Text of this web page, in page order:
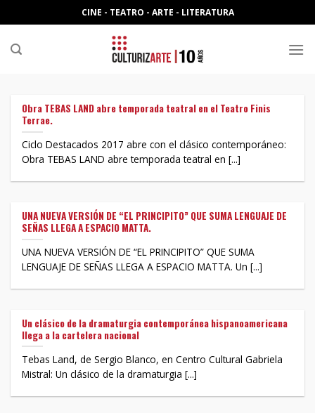
to
content
CINE - TEATRO - ARTE - LITERATURA
Obra TEBAS LAND abre temporada teatral en el Teatro Finis
Terrae.
Ciclo Destacados 2017 abre con el clásico contemporáneo:
Obra TEBAS LAND abre temporada teatral en [...]
UNA NUEVA VERSIÓN DE “EL PRINCIPITO” QUE SUMA LENGUAJE DE
SEÑAS LLEGA A ESPACIO MATTA.
UNA NUEVA VERSIÓN DE “EL PRINCIPITO” QUE SUMA
LENGUAJE DE SEÑAS LLEGA A ESPACIO MATTA. Un [...]
Un clásico de la dramaturgia contemporánea hispanoamericana
llega a la cartelera nacional
Tebas Land, de Sergio Blanco, en Centro Cultural Gabriela
Mistral: Un clásico de la dramaturgia [...]